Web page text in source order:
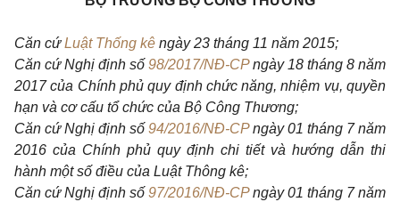
Căn cứLuật Thống kê ngày 23 tháng 11 năm 2015;
Căn cứ Nghị định số 98/2017/NĐ-CPngày 18 tháng 8 năm
2017 của Chính phủ quy định chức năng, nhiệm vụ, quyền
hạn và cơ cấu tổ chức của Bộ Công Thương;
Căn cứ Nghị định số 94/2016/NĐ-CPngày 01 tháng 7 năm
2016 của Chính phủ quy định chi tiết và hướng dẫn thi
hành một số điều của Luật Thông kê;
Căn cứ Nghị định số 97/2016/NĐ-CPngày 01 tháng 7 năm